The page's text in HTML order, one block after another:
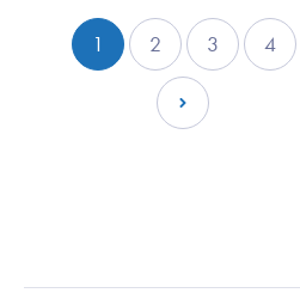
Pagination
Page courante
1 Page
2 Page
3 Page
4
Page suivante